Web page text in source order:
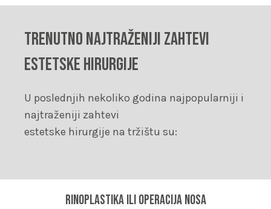
Trenutno najtraženiji zahtevi
estetske hirurgije
U poslednjih nekoliko godina najpopularniji i
najtraženiji zahtevi
estetske hirurgije na tržištu su:
Rinoplastika ili operacija nosa